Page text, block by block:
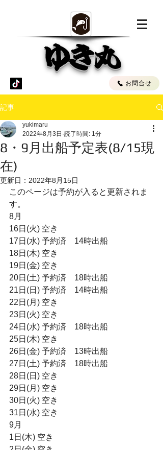
ゆき丸
お問合せ
記事
8・9月出船予定表(8/15現
在)
yukimaru
2022年8月3日 読了時間: 1分
更新日： 2022年8月15日
このページは予約が入ると更新されま
す。
8月
16日(火) 空き
17日(水) 予約済　14時出船
18日(木) 空き
19日(金) 空き
20日(土) 予約済　18時出船
21日(日) 予約済　14時出船
22日(月) 空き
23日(火) 空き
24日(水) 予約済　18時出船
25日(木) 空き
26日(金) 予約済　13時出船
27日(土) 予約済　18時出船
28日(日) 空き
29日(月) 空き
30日(火) 空き
31日(水) 空き
9月
1日(木) 空き